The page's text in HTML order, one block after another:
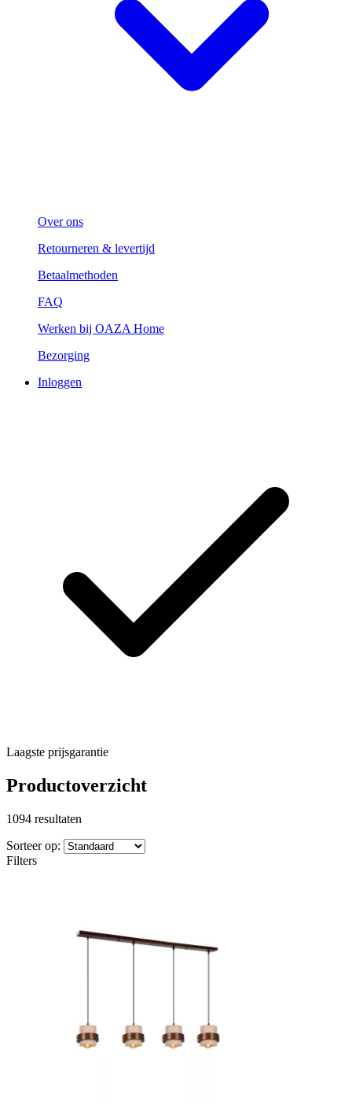
Over ons
Retourneren & levertijd
Betaalmethoden
FAQ
Werken bij OAZA Home
Bezorging
Inloggen
Laagste prijsgarantie
Productoverzicht
1094 resultaten
Sorteer op:
Filters